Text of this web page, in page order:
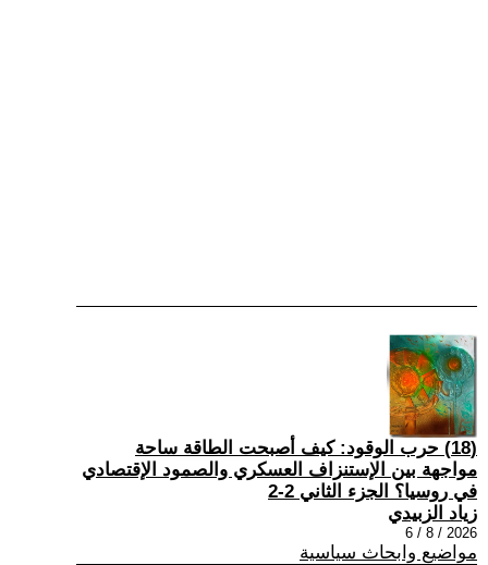
(18) حرب الوقود: كيف أصبحت الطاقة ساحة
مواجهة بين الإستنزاف العسكري والصمود الإقتصادي
في روسيا؟ الجزء الثاني 2-2
زياد الزبيدي
2026 / 8 / 6
مواضيع وابحاث سياسية